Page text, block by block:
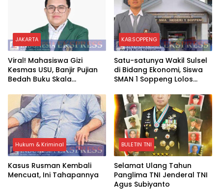
JAKARTA
Viral! Mahasiswa Gizi
Kesmas USU, Banjir Pujian
Bedah Buku Skala
Rupiah Referensi Akademik
Dunia
KAB.SOPPENG
Satu-satunya Wakil Sulsel
di Bidang Ekonomi, Siswa
SMAN 1 Soppeng Lolos
2026
Hukum & Kriminal
Kasus Rusman Kembali
Mencuat, Ini Tahapannya
BULETIN TNI
Selamat Ulang Tahun
Panglima TNI Jenderal TNI
Agus Subiyanto